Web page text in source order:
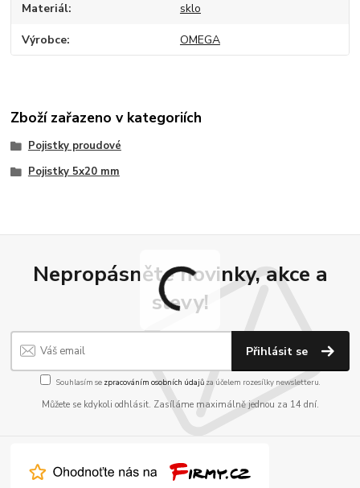
Materiál sklo
Výrobce OMEGA
Zboží zařazeno v kategoriích
Pojistky proudové
Pojistky 5x20 mm
Nepropásněte novinky, akce a
slevy!
Přihlásit se
Souhlasím se zpracováním osobních údajůza účelem rozesílky newsletteru.
Můžete se kdykoli odhlásit. Zasíláme maximálně jednou za 14 dní.